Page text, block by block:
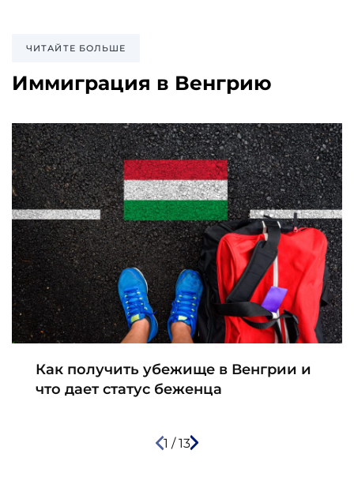
ЧИТАЙТЕ БОЛЬШЕ
Иммиграция в Венгрию
Как получить убежище в Венгрии и
что дает статус беженца
1 /13